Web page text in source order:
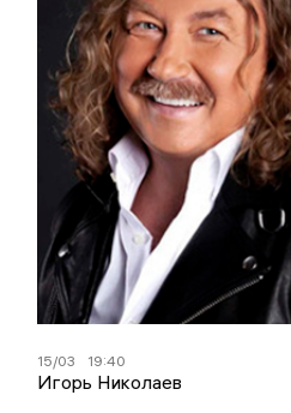
15/03 19:40
Игорь Николаев